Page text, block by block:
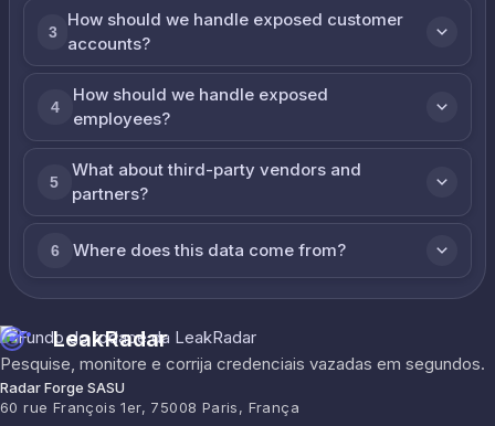
3
How should we handle exposed customer
accounts?
4
How should we handle exposed
employees?
5
What about third-party vendors and
partners?
6 Where does this data come from?
LeakRadar
Pesquise, monitore e corrija credenciais vazadas em segundos.
Radar Forge SASU
60 rue François 1er, 75008 Paris, França